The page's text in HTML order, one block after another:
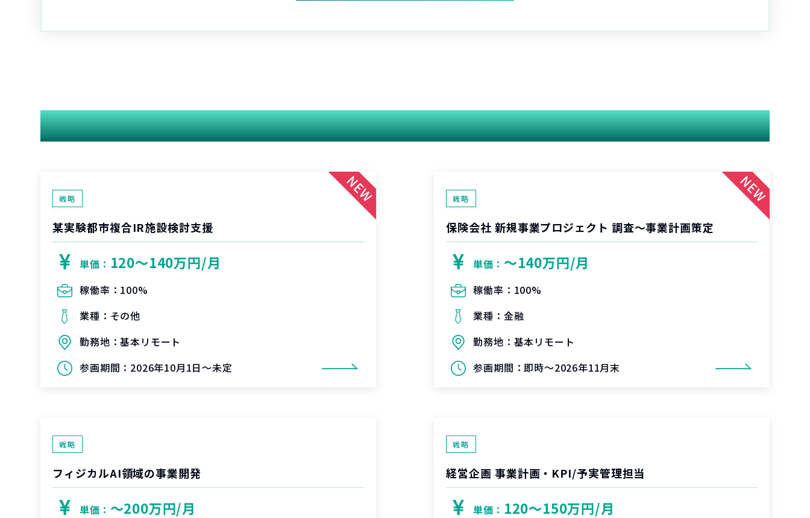
関連する案件
戦略
某実験都市複合IR施設検討支援
単価： 120〜140万円/月
稼働率： 100%
業種： その他
勤務地：基本リモート
参画期間： 2026年10月1日～未定
戦略
保険会社 新規事業プロジェクト 調査〜事業計画策定
単価： 〜140万円/月
稼働率： 100%
業種： 金融
勤務地： 基本リモート
参画期間：即時～2026年11月末
戦略
フィジカルAI領域の事業開発
単価： 〜200万円/月
戦略
経営企画 事業計画・KPI/予実管理担当
単価： 120〜150万円/月